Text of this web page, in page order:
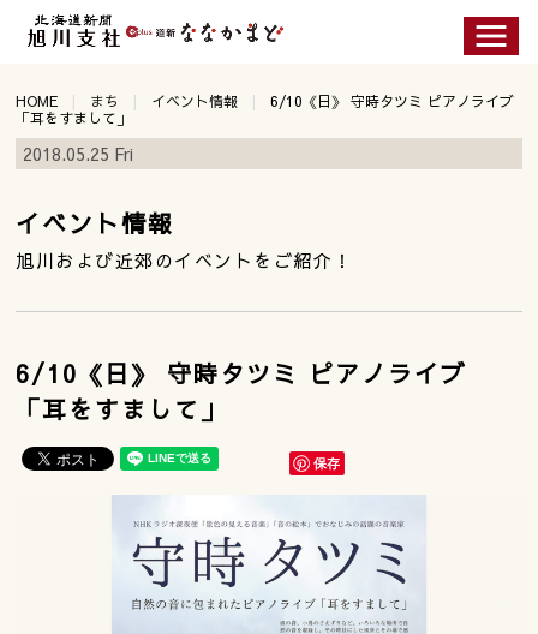
HOME まち イベント情報
6/10《日》 守時タツミ ピアノライブ
「耳をすまして」
2018.05.25 Fri
イベント情報
旭川および近郊のイベントをご紹介！
6/10《日》 守時タツミ ピアノライブ
「耳をすまして」
保存